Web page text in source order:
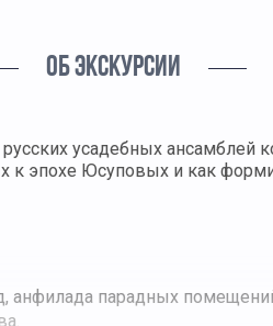
ОБ ЭКСКУРСИИ
усадебных
эпохе Юсуповых и как
анфилада парадных